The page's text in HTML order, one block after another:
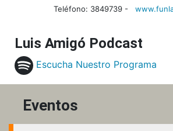
Teléfono: 3849739 -
Luis Amigó Podcast
Escucha Nuestro Programa
Eventos